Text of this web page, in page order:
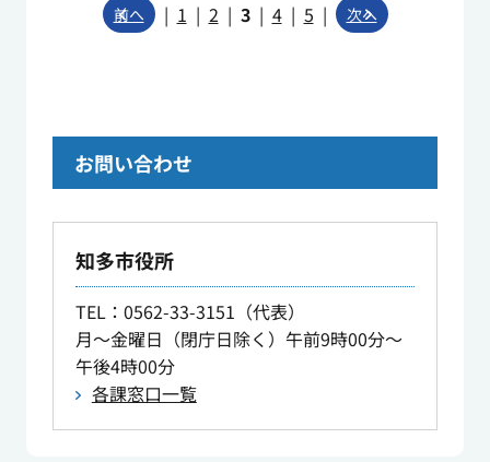
前へ | 1 | 2 | 3 | 4 | 5 | 次へ
お問い合わせ
知多市役所
TEL：0562-33-3151（代表）
月～金曜日（閉庁日除く）午前9時00分～
午後4時00分
各課窓口一覧